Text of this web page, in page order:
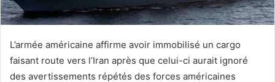
L’armée américaine affirme avoir immobilisé un cargo
faisant route vers l’Iran après que celui-ci aurait ignoré
des avertissements répétés des forces américaines